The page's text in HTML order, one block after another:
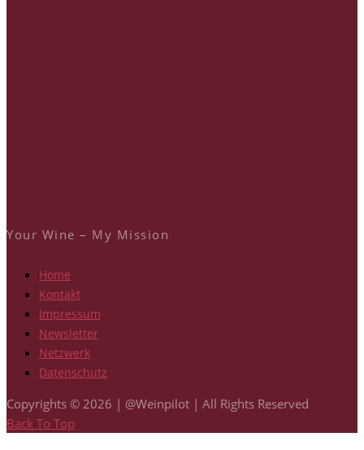
Your Wine – My Mission
Home
Kontakt
Impressum
Newsletter
Netzwerk
Datenschutz
Copyrights © 2026 | @Weinpilot | All Rights Reserved
Back To Top